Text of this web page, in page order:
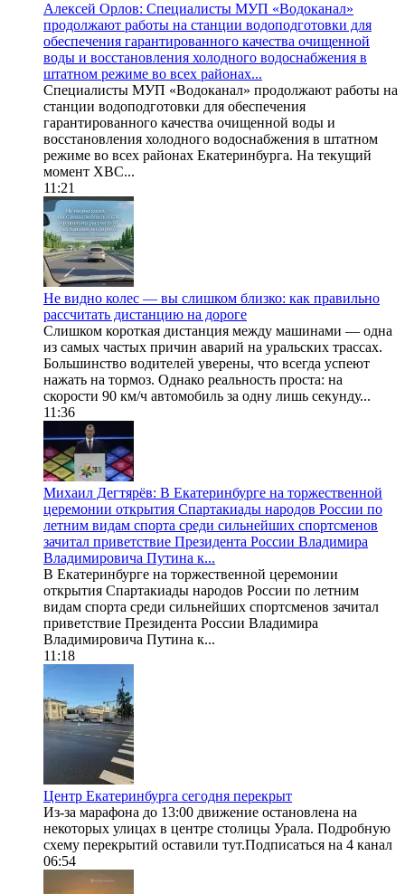
Алексей Орлов: Специалисты МУП «Водоканал»
продолжают работы на станции водоподготовки для
обеспечения гарантированного качества очищенной
воды и восстановления холодного водоснабжения в
штатном режиме во всех районах...
Специалисты МУП «Водоканал» продолжают работы на
станции водоподготовки для обеспечения
гарантированного качества очищенной воды и
восстановления холодного водоснабжения в штатном
режиме во всех районах Екатеринбурга. На текущий
момент ХВС...
11:21
Не видно колес — вы слишком близко: как правильно
рассчитать дистанцию на дороге
Слишком короткая дистанция между машинами — одна
из самых частых причин аварий на уральских трассах.
Большинство водителей уверены, что всегда успеют
нажать на тормоз. Однако реальность проста: на
скорости 90 км/ч автомобиль за одну лишь секунду...
11:36
Михаил Дегтярёв: В Екатеринбурге на торжественной
церемонии открытия Спартакиады народов России по
летним видам спорта среди сильнейших спортсменов
зачитал приветствие Президента России Владимира
Владимировича Путина к...
В Екатеринбурге на торжественной церемонии
открытия Спартакиады народов России по летним
видам спорта среди сильнейших спортсменов зачитал
приветствие Президента России Владимира
Владимировича Путина к...
11:18
Центр Екатеринбурга сегодня перекрыт
Из-за марафона до 13:00 движение остановлена на
некоторых улицах в центре столицы Урала. Подробную
схему перекрытий оставили тут.Подписаться на 4 канал
06:54